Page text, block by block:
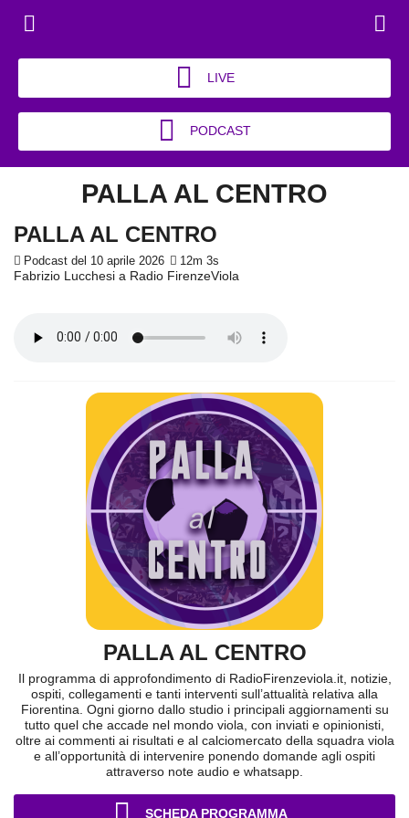
LIVE
PODCAST
PALLA AL CENTRO
PALLA AL CENTRO
Podcast del 10 aprile 2026 12m 3s
Fabrizio Lucchesi a Radio FirenzeViola
PALLA AL CENTRO
Il programma di approfondimento di RadioFirenzeviola.it, notizie,
ospiti, collegamenti e tanti interventi sull’attualità relativa alla
Fiorentina. Ogni giorno dallo studio i principali aggiornamenti su
tutto quel che accade nel mondo viola, con inviati e opinionisti,
oltre ai commenti ai risultati e al calciomercato della squadra viola
e all’opportunità di intervenire ponendo domande agli ospiti
attraverso note audio e whatsapp.
SCHEDA PROGRAMMA